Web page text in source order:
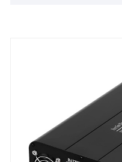
integrato,
e impermeabile IPX4.